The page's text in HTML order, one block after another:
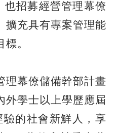
也招募經營管理幕僚
擴充具有專案管理能
。
理幕僚儲備幹部計畫
外學士以上學歷應屆
的社會新鮮人，享